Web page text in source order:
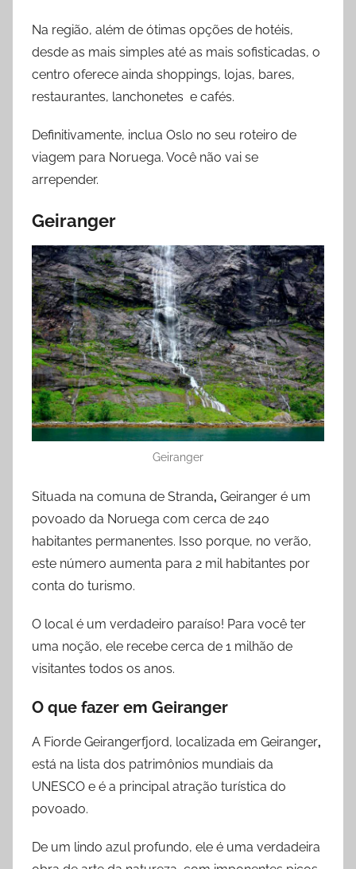
Na região, além de ótimas opções de hotéis,
desde as mais simples até as mais sofisticadas, o
centro oferece ainda shoppings, lojas, bares,
restaurantes, lanchonetes e cafés.
Definitivamente, inclua Oslo no seu roteiro de
viagem para Noruega. Você não vai se
arrepender.
Geiranger
Geiranger
Situada na comuna de Stranda, Geiranger é um
povoado da Noruega com cerca de 240
habitantes permanentes. Isso porque, no verão,
este número aumenta para 2 mil habitantes por
conta do turismo.
O local é um verdadeiro paraíso! Para você ter
uma noção, ele recebe cerca de 1 milhão de
visitantes todos os anos.
O que fazer em Geiranger
A Fiorde Geirangerfjord, localizada em Geiranger,
está na lista dos patrimônios mundiais da
UNESCO e é a principal atração turística do
povoado.
De um lindo azul profundo, ele é uma verdadeira